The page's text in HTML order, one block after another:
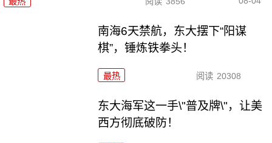
南海6天禁航，东大摆下“阳谋
棋”，锤炼铁拳头！
最热 阅读 20308
东大海军这一手\"普及牌\"，让美
西方彻底破防！